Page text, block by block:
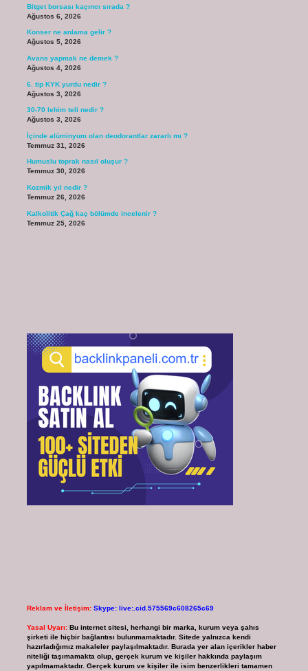
Bitget borsası kaçıncı sırada ?
Ağustos 6, 2026
Konser ne anlama gelir ?
Ağustos 5, 2026
Avans yapmak ne demek ?
Ağustos 4, 2026
6. tip KYK yurdu nedir ?
Ağustos 3, 2026
30-70 lehim teli nedir ?
Ağustos 3, 2026
İçinde alüminyum olan deodorantlar zararlı mı ?
Temmuz 31, 2026
Humuslu toprak nasıl oluşur ?
Temmuz 30, 2026
Kozmik yıl nedir ?
Temmuz 26, 2026
Kalkolitik Çağ kaç bölümde incelenir ?
Temmuz 25, 2026
Reklam ve İletişim: Skype: live:.cid.575569c608265c69
Yasal Uyarı: Bu internet sitesi, herhangi bir marka, kurum veya şahıs
şirketi ile hiçbir bağlantısı bulunmamaktadır. Sitede yalnızca kendi
hazırladığımız makaleler paylaşılmaktadır. Burada yer alan içerikler haber
niteliği taşımamakta olup, gerçek kurum ve kişiler hakkında paylaşım
yapılmamaktadır. Gerçek kurum ve kişiler ile isim benzerlikleri tamamen